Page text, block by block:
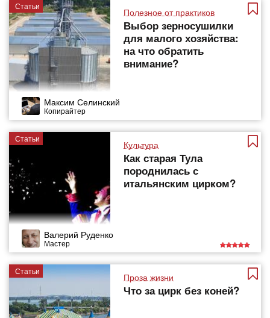
Статьи
Полезное от практиков
Выбор зерносушилки
для малого хозяйства:
на что обратить
внимание?
Максим Селинский
Копирайтер
Статьи
Культура
Как старая Тула
породнилась с
итальянским цирком?
Валерий Руденко
Мастер
Статьи
Проза жизни
Что за цирк без коней?